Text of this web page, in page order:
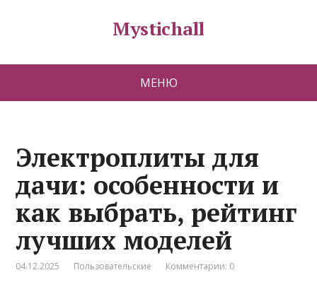
Mystichall
МЕНЮ
Электроплиты для
дачи: особенности и
как выбрать, рейтинг
лучших моделей
04.12.2025 Пользовательские Комментарии: 0